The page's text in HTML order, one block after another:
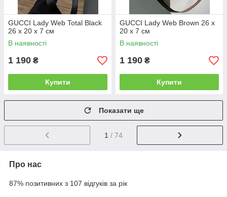
GUCCI Lady Web Total Black
26 х 20 х 7 см
В наявності
1 190 ₴
Купити
GUCCI Lady Web Brown 26 х
20 х 7 см
В наявності
1 190 ₴
Купити
Показати ще
1 / 74
Про нас
87% позитивних з 107 відгуків за рік